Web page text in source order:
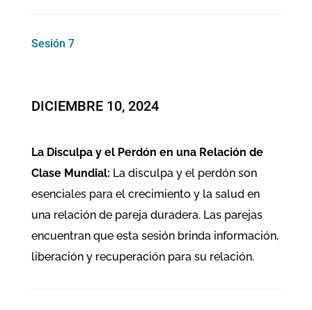
Sesión 7
​DICIEMBRE 10, 2024
La Disculpa y el Perdón en una Relación de
Clase Mundial: La disculpa y el perdón son
esenciales para el crecimiento y la salud en
una relación de pareja duradera. Las parejas
encuentran que esta sesión brinda información,
liberación y recuperación para su relación.